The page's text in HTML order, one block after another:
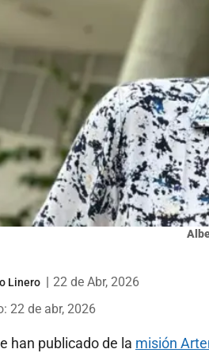
Linero
22 de Abr, 2026
22 de abr, 2026
han publicado de la misión